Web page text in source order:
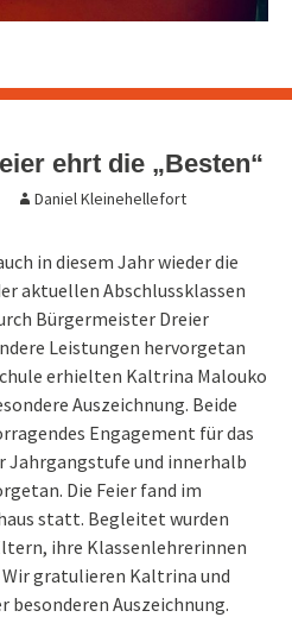
ehrt die „Besten“
Daniel Kleinehellefort
in diesem Jahr wieder die
aktuellen Abschlussklassen
Bürgermeister Dreier
Leistungen hervorgetan
erhielten Kaltrina Malouko
Auszeichnung. Beide
Engagement für das
Jahrgangstufe und innerhalb
Die Feier fand im
statt. Begleitet wurden
ihre Klassenlehrerinnen
gratulieren Kaltrina und
besonderen Auszeichnung.